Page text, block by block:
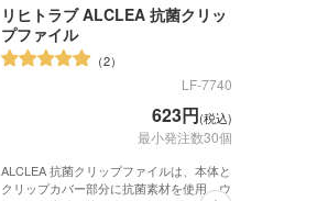
リヒトラブ ALCLEA 抗菌クリッ
プファイル
2
LF-7740
623円(税込)
最小発注数30個
ALCLEA 抗菌クリップファイルは、本体と
クリップカバー部分に抗菌素材を使用。ウ